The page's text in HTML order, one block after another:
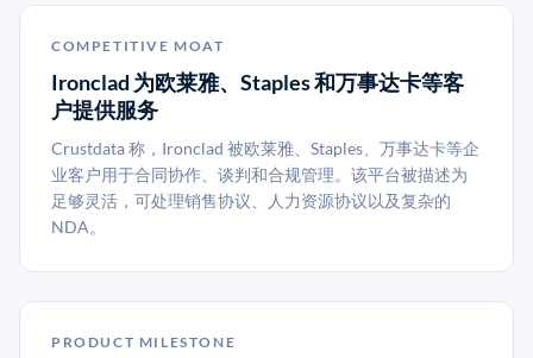
COMPETITIVE MOAT
Ironclad 为欧莱雅、Staples 和万事达卡等客
户提供服务
Crustdata 称，Ironclad 被欧莱雅、Staples、万事达卡等企
业客户用于合同协作、谈判和合规管理。该平台被描述为
足够灵活，可处理销售协议、人力资源协议以及复杂的
NDA。
PRODUCT MILESTONE